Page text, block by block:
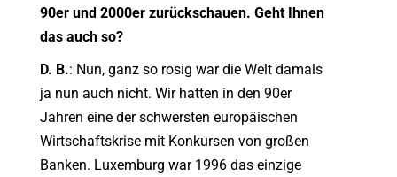
90er und 2000er zurückschauen. Geht Ihnen
das auch so?
D. B.: Nun, ganz so rosig war die Welt damals
ja nun auch nicht. Wir hatten in den 90er
Jahren eine der schwersten europäischen
Wirtschaftskrise mit Konkursen von großen
Banken. Luxemburg war 1996 das einzige